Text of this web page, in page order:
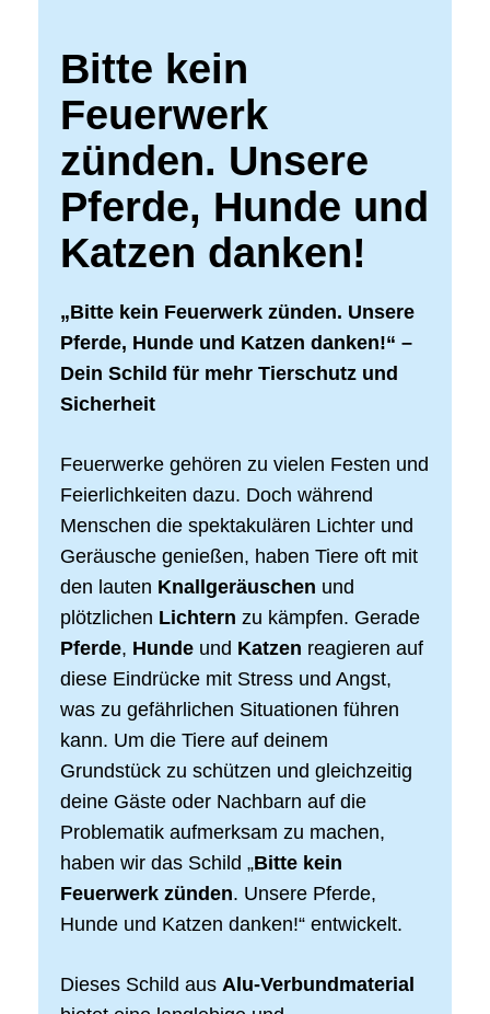
Bitte kein
Feuerwerk
zünden. Unsere
Pferde, Hunde und
Katzen danken!
„Bitte kein Feuerwerk zünden. Unsere
Pferde, Hunde und Katzen danken!“ –
Dein Schild für mehr Tierschutz und
Sicherheit
Feuerwerke gehören zu vielen Festen und
Feierlichkeiten dazu. Doch während
Menschen die spektakulären Lichter und
Geräusche genießen, haben Tiere oft mit
den lauten Knallgeräuschen und
plötzlichen Lichtern zu kämpfen. Gerade
Pferde, Hunde und Katzen reagieren auf
diese Eindrücke mit Stress und Angst,
was zu gefährlichen Situationen führen
kann. Um die Tiere auf deinem
Grundstück zu schützen und gleichzeitig
deine Gäste oder Nachbarn auf die
Problematik aufmerksam zu machen,
haben wir das Schild „Bitte kein
Feuerwerk zünden. Unsere Pferde,
Hunde und Katzen danken!“ entwickelt.
Dieses Schild aus Alu-Verbundmaterial